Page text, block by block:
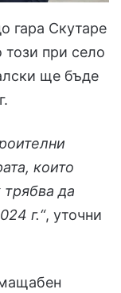
гара Скутаре
този при село
ще бъде
които
да
г.“, уточни